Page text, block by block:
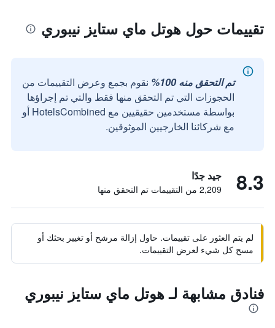
تقييمات حول هوتل ماي ستايز نيبوري
تم التحقق منه 100%
نقوم بجمع وعرض التقييمات من
الحجوزات التي تم التحقق منها فقط والتي تم إجراؤها
بواسطة مستخدمين حقيقيين مع HotelsCombined أو
مع شركائنا الخارجيين الموثوقين.
8.3 جيد جدًا
2,209 من التقييمات تم التحقق منها
لم يتم العثور على تقييمات. حاول إزالة مرشح أو تغيير بحثك أو
مسح كل شيء لعرض التقييمات.
فنادق مشابهة لـ هوتل ماي ستايز نيبوري